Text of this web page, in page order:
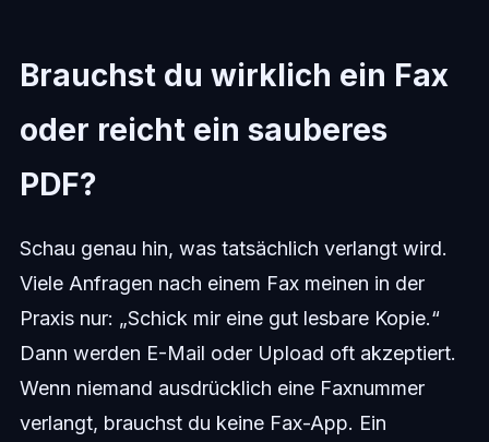
Brauchst du wirklich ein Fax
oder reicht ein sauberes
PDF?
Schau genau hin, was tatsächlich verlangt wird.
Viele Anfragen nach einem Fax meinen in der
Praxis nur: „Schick mir eine gut lesbare Kopie.“
Dann werden E-Mail oder Upload oft akzeptiert.
Wenn niemand ausdrücklich eine Faxnummer
verlangt, brauchst du keine Fax-App. Ein